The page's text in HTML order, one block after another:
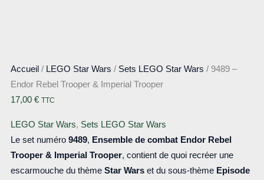
Accueil / LEGO Star Wars / Sets LEGO Star Wars / 9489 –
Endor Rebel Trooper & Imperial Trooper
17,00 € TTC
LEGO Star Wars, Sets LEGO Star Wars
Le set numéro 9489, Ensemble de combat Endor Rebel
Trooper & Imperial Trooper, contient de quoi recréer une
escarmouche du thème Star Warset du sous-thème Episode